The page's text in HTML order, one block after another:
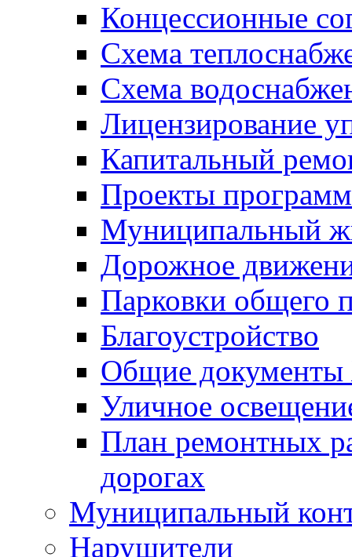
Концессионные
Схема
Схема
Лицензирование
Капитальный
Проекты программ
Муниципальный
Дорожное
Парковки общего
Благоустройство
Общие
Уличное
План ремонтных
дорогах
Муниципальный
Нарушители